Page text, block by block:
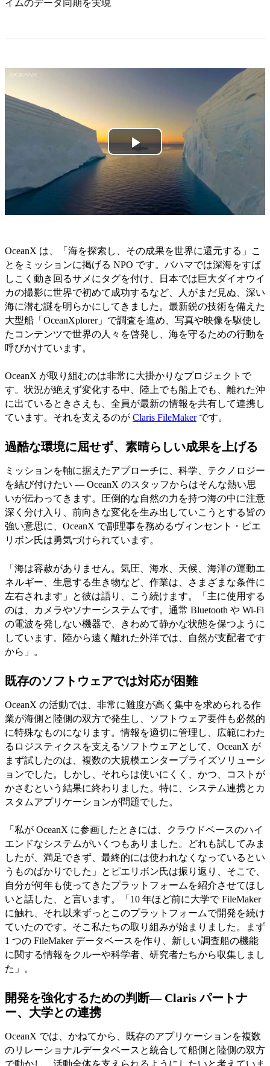
イムのデータ同期を実現
Play
Video
OceanX は、「海を探索し、その成果を世界に還元する」こ
とをミッションに掲げる NPO です。バハマでは深海をすば
しこく動き回るサメにタグを付け、日本では巨大ダイオウイ
カの撮影に世界で初めて成功するなど、人がまだ見ぬ、深い
海に潜む謎を明らかにしてきました。最新鋭の技術を備えた
大型船「OceanXplorer」で調査を進め、写真や映像を駆使し
たコンテンツで世界の人々を啓発し、海を守るための行動を
呼びかけています。
OceanX が取り組むのは非常に大掛かりなプロジェクトで
す。状況が絶えず変化する中、陸上でも船上でも、離れた沖
に出ているときさえも、全員が最新の情報を共有して連携し
ています。それを支えるのが Claris FileMakerです。
過酷な環境に屈せず、素晴らしい成果を上げる
ミッションを軸に据えたアプローチに、科学、テクノロジー
を結び付けたい — OceanX のスタッフからはそんな熱い思
いが伝わってきます。圧倒的な自然の力を持つ海の中に注意
深く分け入り、前向きな変化を生み出していこうとする皆の
強い意思に、OceanX で副理事を務めるヴィンセント・ピエ
リボン氏は勇気づけられています。
「海は容赦がありません。気圧、海水、天候、海洋の運動エ
ネルギー、生息する生き物など、作業は、さまざまな条件に
左右されます」と彼は語り、こう続けます。「主に使用する
のは、カメラやソナーシステムです。通常 Bluetooth や Wi-Fi
の電波を発しない機器で、きわめて静かな状態を保つように
しています。陸から遠く離れた外洋では、自然が支配者です
から」。
既存のソフトウェアでは対応が困難
OceanX の活動では、非常に難度が高く集中を求められる作
業が海側と陸側の双方で発生し、ソフトウェア要件も必然的
に特殊なものになります。情報を適切に管理し、広範にわた
るロジスティクスを支えるソフトウェアとして、OceanX が
まず試したのは、複数の大規模エンタープライズソリューシ
ョンでした。しかし、それらは使いにくく、かつ、コストが
かさむという結果に終わりました。特に、システム連携とカ
スタムアプリケーションが問題でした。
「私が OceanX に参画したときには、クラウドベースのハイ
エンドなシステムがいくつもありました。どれも試してみま
したが、満足できず、最終的には使われなくなっているとい
うものばかりでした」とピエリボン氏は振り返り、そこで、
自分が何年も使ってきたプラットフォームを紹介させてほし
いと話した、と言います。「10 年ほど前に大学で FileMaker
に触れ、それ以来ずっとこのプラットフォームで開発を続け
ていたのです。そこ私たちの取り組みが始まりました。まず
1 つの FileMaker データベースを作り、新しい調査船の機能
に関する情報をクルーや科学者、研究者たちから収集しまし
た」。
開発を強化するための判断— Claris パートナ
ー、大学との連携
OceanX では、かねてから、既存のアプリケーションを複数
のリレーショナルデータベースと統合して船側と陸側の双方